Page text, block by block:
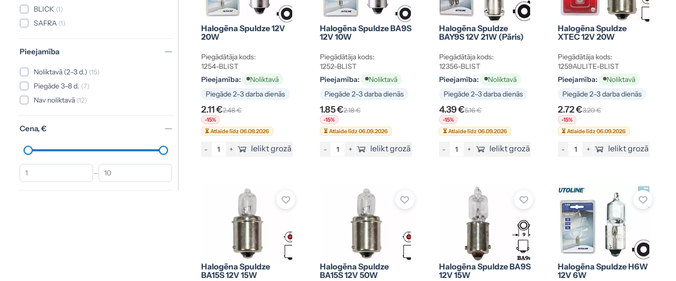
BLICK (1)
SAFRA (1)
Pieejamība
Noliktavā (2–3 d.) (15)
Piegāde 3–8 d. (7)
Nav noliktavā (12)
Cena, €
–
Halogēna Spuldze 12V
20W
Piegādātāja kods:
1254-BLIST
Pieejamība:
Noliktavā
Piegāde 2–3 darba dienās
2.11 €2.48 €
-15%
⏳ Atlaide līdz 06.09.2026
- + Ielikt grozā
Halogēna Spuldze BA9S
12V 10W
Piegādātāja kods:
1252-BLIST
Pieejamība:
Noliktavā
Piegāde 2–3 darba dienās
1.85 €2.18 €
-15%
⏳ Atlaide līdz 06.09.2026
- + Ielikt grozā
Halogēna Spuldze
BAY9S 12V 21W (pāris)
Piegādātāja kods:
12356-BLIST
Pieejamība:
Noliktavā
Piegāde 2–3 darba dienās
4.39 €5.16 €
-15%
⏳ Atlaide līdz 06.09.2026
- + Ielikt grozā
Halogēna Spuldze
XTEC 12V 20W
Piegādātāja kods:
1259AULITE-BLIST
Pieejamība:
Noliktavā
Piegāde 2–3 darba dienās
2.72 €3.20 €
-15%
⏳ Atlaide līdz 06.09.2026
- + Ielikt grozā
Halogēna Spuldze
BA15S 12V 15W
Halogēna Spuldze
BA15S 12V 50W
Halogēna Spuldze BA9S
12V 15W
Halogēna Spuldze H6W
12V 6W